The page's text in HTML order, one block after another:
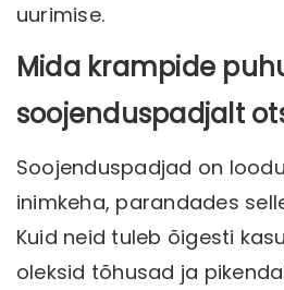
uurimise.
Mida krampide
soojenduspadjalt
Soojenduspadjad on
inimkeha, parandades
Kuid neid tuleb õigesti
oleksid tõhusad ja